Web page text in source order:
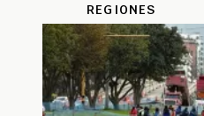
REGIONES